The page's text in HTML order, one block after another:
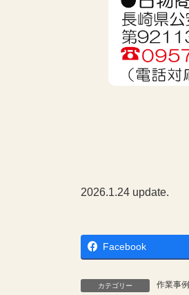
2026.1.24 update.
Facebook
カテゴリー 作業事例